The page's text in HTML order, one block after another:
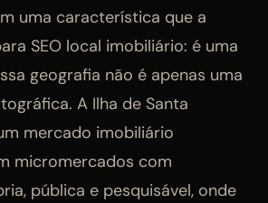
uma característica que a
SEO local imobiliário: é uma
geografia não é apenas uma
A Ilha de Santa
mercado imobiliário
micromercados com
pública e pesquisável, onde